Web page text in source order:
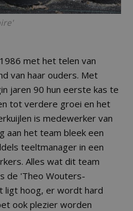
met het telen van
van haar ouders. Met
jaren 90 hun eerste kas te
tot verdere groei en het
is medewerker van
aan het team bleek een
teeltmanager in een
Alles wat dit team
de 'Theo Wouters-
ligt hoog, er wordt hard
ook plezier worden